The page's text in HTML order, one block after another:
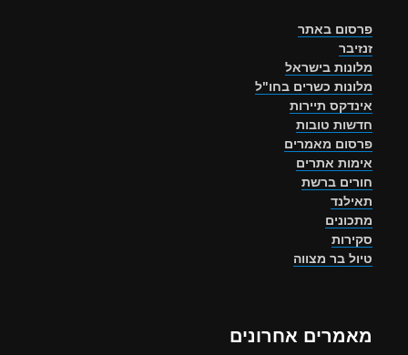
פרסום באתר
זנזיבר
מלונות בישראל
מלונות כשרים בחו"ל
אינדקס תיירות
חדשות טובות
פרסום מאמרים
אימות אתרים
חורים ברשת
תאילנד
מתכונים
סקירות
טיול בר מצווה
מאמרים אחרונים